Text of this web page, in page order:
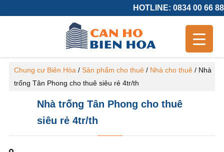
HOTLINE: 0834 00 66 88
Chung cư Biên Hòa / Sản phẩm cho thuê/ Nhà cho thuê/ Nhà
trống Tân Phong cho thuê siêu rẻ 4tr/th
Nhà trống Tân Phong cho thuê
siêu rẻ 4tr/th